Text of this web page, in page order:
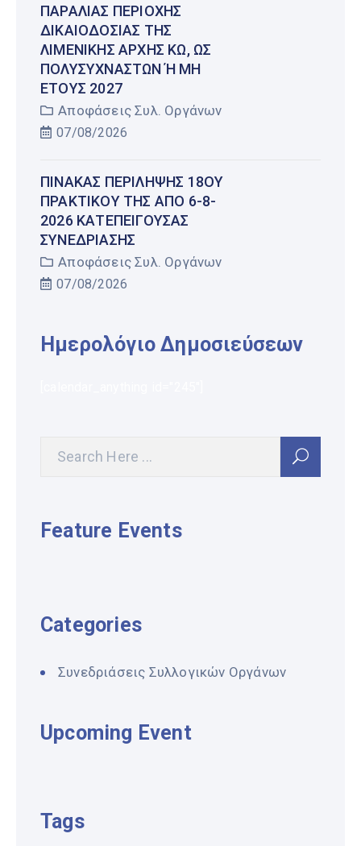
ΠΑΡΑΛΊΑΣ ΠΕΡΙΟΧΉΣ
ΔΙΚΑΙΟΔΟΣΊΑΣ ΤΗΣ
ΛΙΜΕΝΙΚΉΣ ΑΡΧΉΣ ΚΩ, ΩΣ
ΠΟΛΥΣΎΧΝΑΣΤΩΝ Ή ΜΗ Έ
ΤΟΥΣ 2027
Αποφάσεις Συλ. Οργάνων
07/08/2026
ΠΊΝΑΚΑΣ ΠΕΡΊΛΗΨΗΣ 18ΟΥ
ΠΡΑΚΤΙΚΟΎ ΤΗΣ ΑΠΌ 6-8-
2026 ΚΑΤΕΠΕΊΓΟΥΣΑΣ
ΣΥΝΕΔΡΊΑΣΗΣ
Αποφάσεις Συλ. Οργάνων
07/08/2026
Ημερολόγιο Δημοσιεύσεων
Feature Events
Categories
Συνεδριάσεις Συλλογικών Οργάνων
Upcoming Event
Tags